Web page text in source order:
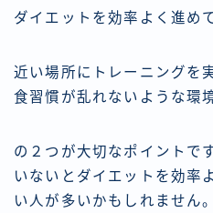
ダイエットを効率よく進め
近い場所にトレーニングを
食習慣が乱れないような環
の２つが大切なポイントで
いないとダイエットを効率
い人が多いかもしれません。